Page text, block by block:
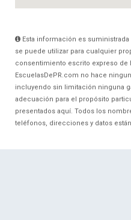
Esta información es
se puede utilizar para cualquier
consentimiento escrito expreso de
EscuelasDePR.com no hace
incluyendo sin limitación ninguna
adecuación para el propósito
presentados aquí. Todos los
teléfonos, direcciones y datos